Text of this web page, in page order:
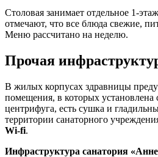
Столовая занимает отдельное 1-
отмечают, что все блюда свежие,
Меню рассчитано на неделю.
Прочая
В жилых корпусах здравницы
помещения, в которых установлена
центрифуга, есть сушка и
территории санаторного
Wi-fi.
Инфраструктура санатория